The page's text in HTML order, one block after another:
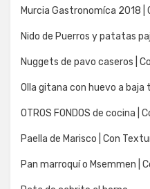
Murcia Gastronomíca 2018 |
Nido de Puerros y patatas
Nuggets de pavo caseros |
Olla gitana con huevo a
OTROS FONDOS de cocina |
Paella de Marisco | Con
Pan marroquí o Msemmen |